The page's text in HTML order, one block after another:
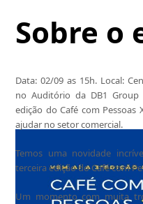
Sobre o
Data: 02/09 as 15h. Local:
no Auditório da DB1 Group
edição do Café com
ajudar no setor comercial.
Temos uma novidade
terceira edição do Café com
Um momento com muita